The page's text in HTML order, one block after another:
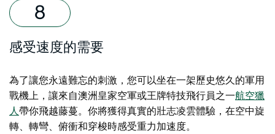
感受速度的需要
為了讓您永遠難忘的刺激，您可以坐在一架歷史悠久的軍用
戰機上，讓來自澳洲皇家空軍或王牌特技飛行員之一航空獵
人帶你飛越藤蔓。你將獲得真實的壯志凌雲體驗，在空中旋
轉、轉彎、俯衝和穿梭時感受重力加速度。